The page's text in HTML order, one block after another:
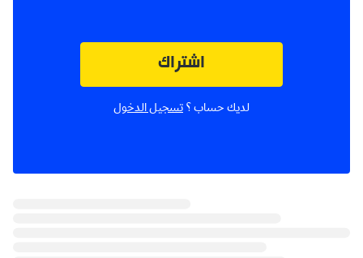
اشتراك
لديك حساب ؟ تسجيل الدخول